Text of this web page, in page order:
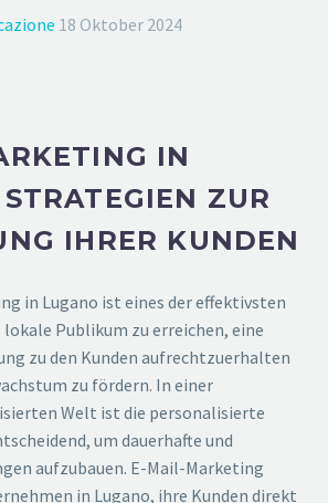
18 Oktober 2024
IN
ZUR
IHRER KUNDEN
in Lugano ist eines der effektivsten
lokale Publikum zu erreichen, eine
zu den Kunden aufrechtzuerhalten
zu fördern. In einer
Welt ist die personalisierte
um dauerhafte und
aufzubauen. E-Mail-Marketing
in Lugano, ihre Kunden direkt